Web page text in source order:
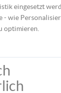
Sie
befestigen
eingesetzt
- wie
optimieren.